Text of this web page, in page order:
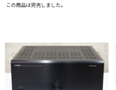
この商品は完売しました。